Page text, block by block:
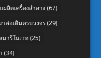
ผลิตเครื่องสำอาง (67)
าต่อเติมครบวงจร(29)
มารีโนเวท (25)
(34)